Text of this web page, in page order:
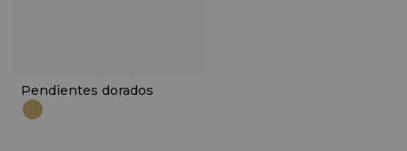
Pendientes dorados